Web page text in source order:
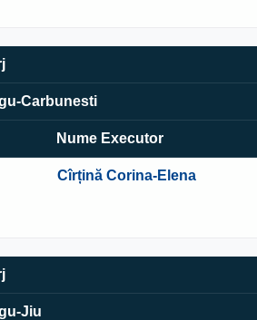
Nume Executor
Cîrțină Corina-Elena
Carbunesti
Jiu